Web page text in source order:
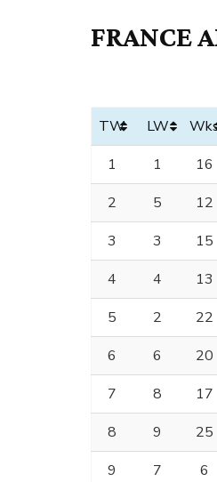
FRANCE
TW
LW
1
1 16
2
5 12
3
3 15
4
4 13
5
2 22
6
6 20
7
8 17
8
9 25
9
7 6